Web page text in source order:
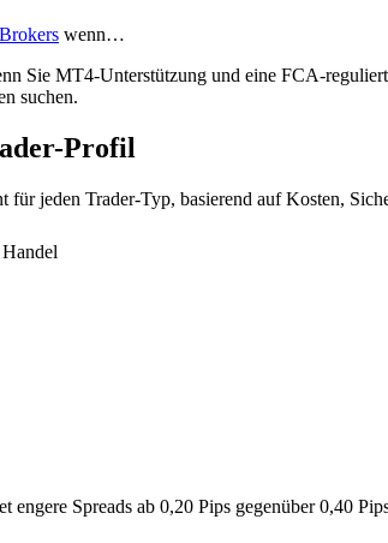
wenn…
Sie MT4-Unterstützung und eine FCA-
suchen.
Profil
für jeden Trader-Typ, basierend auf Kosten,
engere Spreads ab 0,20 Pips gegenüber 0,40